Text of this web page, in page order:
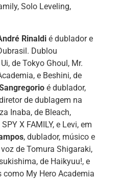
Solo Leveling,
Rinaldi é dublador e
Dublou
de Tokyo Ghoul, Mr.
e Beshini, de
é dublador,
de dublagem na
Inaba, de Bleach,
X FAMILY, e Levi, em
, dublador, músico e
de Tomura Shigaraki,
de Haikyuu!, e
My Hero Academia